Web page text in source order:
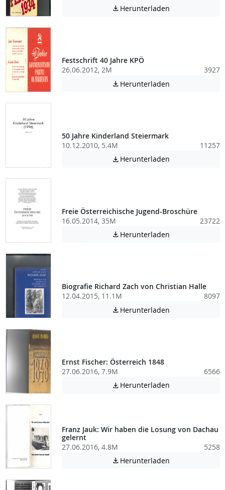
 Herunterladen
Festschrift 40 Jahre KPÖ
26.06.2012, 2M
3927
 Herunterladen
50 Jahre Kinderland Steiermark
10.12.2010, 5.4M
11257
 Herunterladen
Freie Österreichische Jugend-Broschüre
16.05.2014, 35M
23722
 Herunterladen
Biografie Richard Zach von Christian Halle
12.04.2015, 11.1M
8097
 Herunterladen
Ernst Fischer: Österreich 1848
27.06.2016, 7.9M
6566
 Herunterladen
Franz Jauk: Wir haben die Losung von Dachau
gelernt
27.06.2016, 4.8M
5258
 Herunterladen